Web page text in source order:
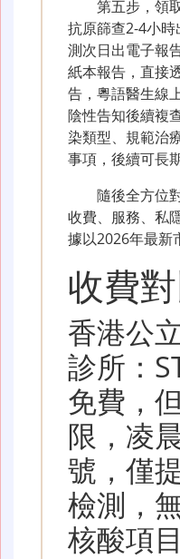
第五步，領
抗原篩查2-4小
測次日出電子報
紙本報告，直接
告，粵語醫生線
陰性告知後續複
染類型、規範治
事項，後續可長
隨後全方位
收費、服務、私
據以2026年最新
收費
香港公
診所：
免費，
限，凌
號，僅
檢測，
核酸項